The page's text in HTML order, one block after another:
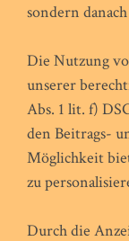
sondern
Die Nutzung
unserer
Abs. 1 lit. f)
den Beitrags-
Möglichkeit
zu
Durch die